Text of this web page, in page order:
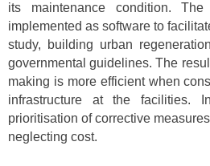
its maintenance condition.
implemented as software to
study, building urban
governmental guidelines. The
making is more efficient when
infrastructure at the facilities.
prioritisation of corrective
neglecting cost.